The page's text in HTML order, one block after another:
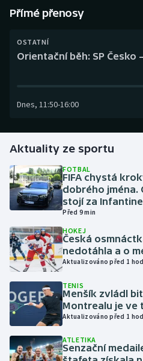
Box
Curling
Golf
Gymnastika
Házená
Jezdectví
Judo
Krasobruslení
Lezení
Lyže a snowboard
Přímé přenosy
OSTATNÍ
Orientační běh: SP Česko
Dnes, 11:50-16:00
Aktuality ze sportu
FOTBAL
FIFA chystá
dobrého jména.
stojí za
Před 9 min
HOKEJ
Česká
nedotáhla a o
Aktualizováno před 1 hod
TENIS
Menšík zvládl
Montrealu je ve
Aktualizováno před 1 hod
ATLETIKA
Senzační